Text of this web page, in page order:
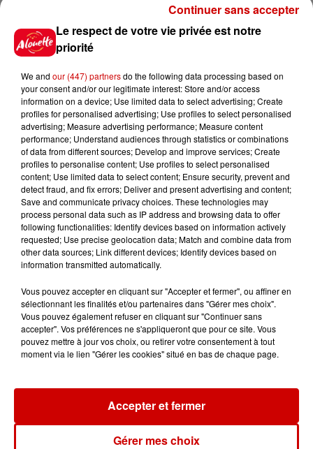
Gagnez vos places pour le
festival Marché Gourmand 2026
Le Duel - Gagnez vos entrées
pour l'un des zoos de nos
régions !
Destination Vacances - Gagnez
votre séjour en famille au cœur
de la...
Destination Vacances : inscrivez-
vous !
Newsletter
Le respect de votre vie privée est notre
priorité
We and our (447) partnersdo the following data processing based on
your consent and/or our legitimate interest: Store and/or access
information on a device; Use limited data to select advertising; Create
profiles for personalised advertising; Use profiles to select personalised
advertising; Measure advertising performance; Measure content
performance; Understand audiences through statistics or combinations
of data from different sources; Develop and improve services; Create
profiles to personalise content; Use profiles to select personalised
content; Use limited data to select content; Ensure security, prevent and
detect fraud, and fix errors; Deliver and present advertising and content;
Save and communicate privacy choices. These technologies may
process personal data such as IP address and browsing data to offer
following functionalities: Identify devices based on information actively
requested; Use precise geolocation data; Match and combine data from
other data sources; Link different devices; Identify devices based on
information transmitted automatically.
Vous pouvez accepter en cliquant sur "Accepter et fermer", ou affiner en
sélectionnant les finalités et/ou partenaires dans "Gérer mes choix".
Vous pouvez également refuser en cliquant sur "Continuer sans
accepter". Vos préférences ne s'appliqueront que pour ce site. Vous
pouvez mettre à jour vos choix, ou retirer votre consentement à tout
moment via le lien "Gérer les cookies" situé en bas de chaque page.
Gérer mes choix
Accepter et fermer
Continuer sans accepter